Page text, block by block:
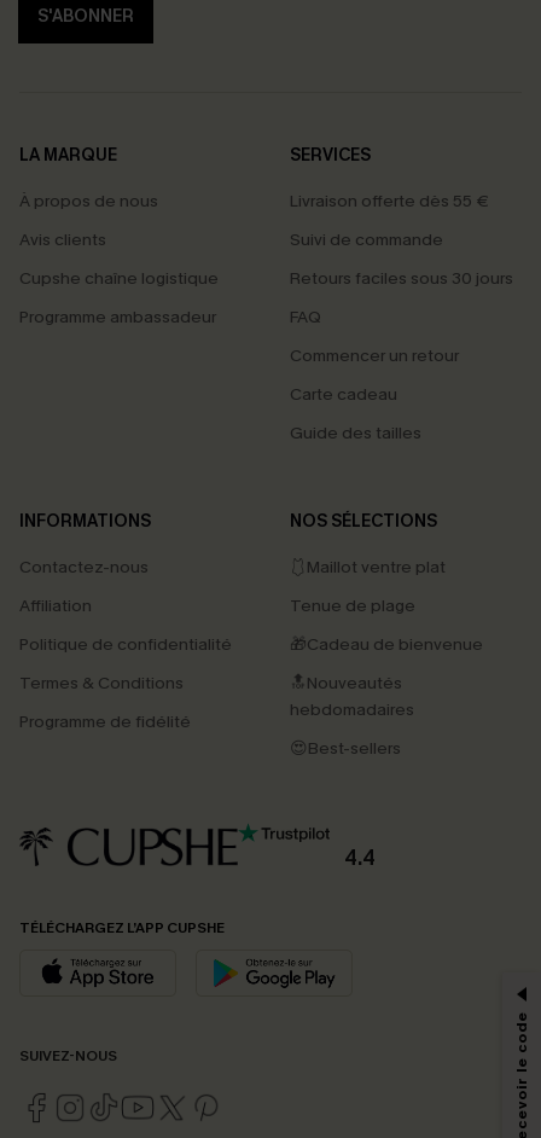
S'ABONNER
LA MARQUE
À propos de nous
Avis clients
Cupshe chaîne logistique
Programme ambassadeur
SERVICES
Livraison offerte dès 55 €
Suivi de commande
Retours faciles sous 30 jours
FAQ
Commencer un retour
Carte cadeau
Guide des tailles
INFORMATIONS
Contactez-nous
Affiliation
Politique de confidentialité
Termes & Conditions
Programme de fidélité
NOS SÉLECTIONS
🩱Maillot ventre plat
Tenue de plage
🎁Cadeau de bienvenue
🔝Nouveautés
hebdomadaires
😍Best-sellers
4.4
TÉLÉCHARGEZ L’APP CUPSHE
SUIVEZ-NOUS
PROFITEZ DE -15%
-15% dès 2 Achetés par E-mail
En soumettant votre adresse e-mail, vous acceptez de recevoir des e-mails
marketing (y compris du contenu généré par l'IA) de Cupshe et